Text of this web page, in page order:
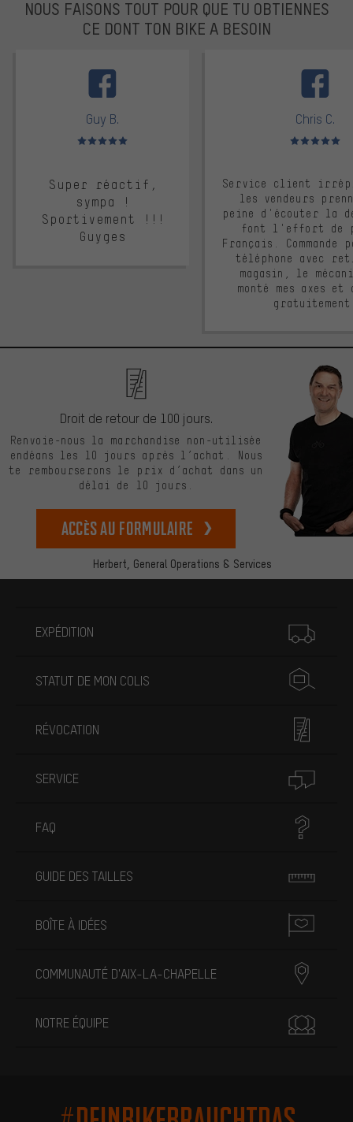
NOUS FAISONS TOUT POUR QUE TU OBTIENNES
CE DONT TON BIKE A BESOIN
Guy B.
Note moyenne : 5 sur 5
Super réactif,
sympa !
Sportivement !!!
Guyges
Chris C.
Note moyenne :
Service client
les vendeurs
peine d'écouter la
font l'effort de
Français. Commande
téléphone avec
magasin, le
monté mes axes et
Herbert, General Operations & Services
Droit de retour de 100 jours.
Renvoie-nous la marchandise non-utilisée
endéans les 10 jours après l’achat. Nous
te rembourserons le prix d’achat dans un
délai de 10 jours.
Accès au formulaire
EXPÉDITION
STATUT DE MON COLIS
RÉVOCATION
SERVICE
FAQ
GUIDE DES TAILLES
BOÎTE À IDÉES
COMMUNAUTÉ D'AIX-LA-CHAPELLE
NOTRE ÉQUIPE